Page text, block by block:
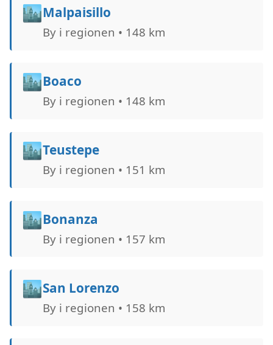
🏙️Malpaisillo
By i regionen • 148 km
🏙️Boaco
By i regionen • 148 km
🏙️Teustepe
By i regionen • 151 km
🏙️Bonanza
By i regionen • 157 km
🏙️San Lorenzo
By i regionen • 158 km